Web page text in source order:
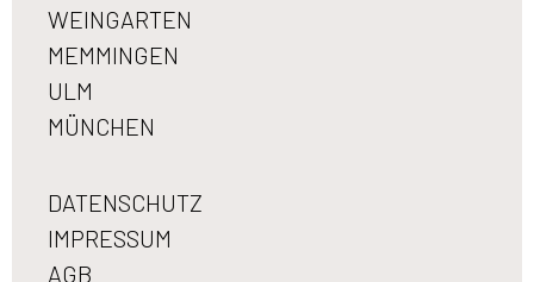
WEINGARTEN
MEMMINGEN
ULM
MÜNCHEN
DATENSCHUTZ
IMPRESSUM
AGB